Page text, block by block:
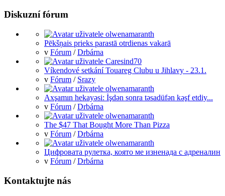
Diskuzní fórum
Pēkšņais prieks parastā otrdienas vakarā
v Fórum /Drbárna
Víkendové setkání Touareg Clubu u Jihlavy - 23.1.
v Fórum / Srazy
Axşamın hekayəsi: İşdən sonra təsadüfən kəşf etdiy...
v Fórum /Drbárna
The $47 That Bought More Than Pizza
v Fórum /Drbárna
Цифровата рулетка, която ме изненада с адреналин
v Fórum /Drbárna
Kontaktujte nás